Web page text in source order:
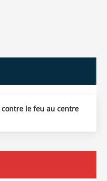
contre le feu au centre